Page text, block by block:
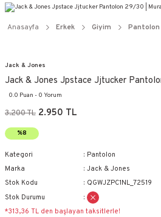
Anasayfa Erkek Giyim Pantolon
Jack & Jones
Jack & Jones Jpstace Jjtucker
0.0 Puan - 0 Yorum
3.200 TL 2.950 TL
%8
Kategori
Pantolon
Marka
Jack & Jones
Stok Kodu
QGWJZPC1NL_72519
Stok Durumu
*313,36 TL den başlayan taksitlerle!